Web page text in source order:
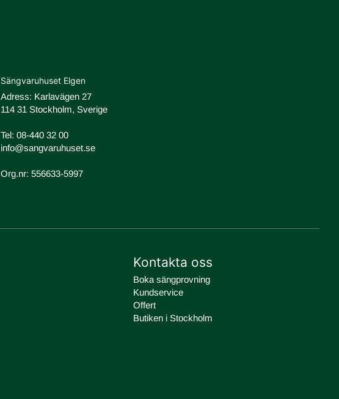
Sängvaruhuset Elgen
Adress: Karlavägen 27
114 31 Stockholm, Sverige
Tel: 08-440 32 00
info@sangvaruhuset.se
Org.nr: 556633-5997
Kontakta oss
Boka sängprovning
Kundservice
Offert
Butiken i Stockholm